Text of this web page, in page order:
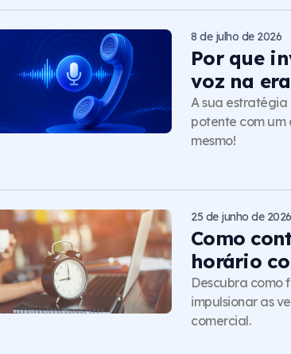
Por que
voz na
8 de julho de 2026
A sua
potente com um
mesmo!
Como
horário
25 de junho de 2026
Descubra como
impulsionar as
comercial.